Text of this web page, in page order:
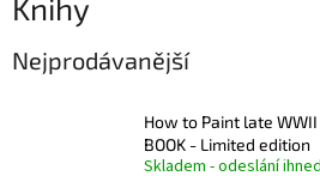
Knihy
Nejprodávanější
How to Paint late
BOOK - Limited edition
Skladem - odeslání ihned